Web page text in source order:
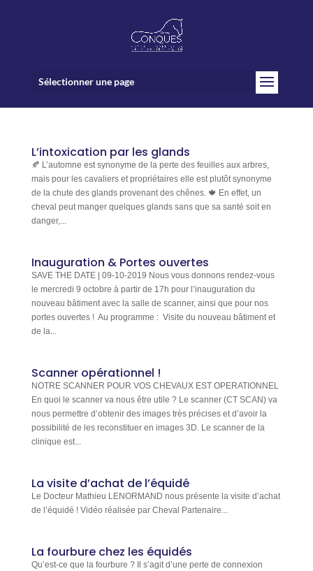
Sélectionner une page
L’intoxication par les glands
🍂 L’automne est synonyme de la perte des feuilles aux arbres,
mais pour les cavaliers et propriétaires elle est plutôt synonyme
de la chute des glands provenant des chênes. 🍁 En effet, un
cheval peut manger quelques glands sans que sa santé soit en
danger,...
Inauguration & Portes ouvertes
SAVE THE DATE | 09-10-2019 Nous vous donnons rendez-vous
le mercredi 9 octobre à partir de 17h pour l’inauguration du
nouveau bâtiment avec la salle de scanner, ainsi que pour nos
portes ouvertes ! Au programme : Visite du nouveau bâtiment et
de la...
Scanner opérationnel !
NOTRE SCANNER POUR VOS CHEVAUX EST OPERATIONNEL
En quoi le scanner va nous être utile ? Le scanner (CT SCAN) va
nous permettre d’obtenir des images très précises et d’avoir la
possibilité de les reconstituer en images 3D. Le scanner de la
clinique est...
La visite d’achat de l’équidé
Le Docteur Mathieu LENORMAND nous présente la visite d’achat
de l’équidé ! Vidéo réalisée par Cheval Partenaire...
La fourbure chez les équidés
Qu’est-ce que la fourbure ? Il s’agit d’une perte de connexion